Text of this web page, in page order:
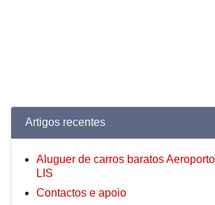
Artigos recentes
Aluguer de carros baratos
LIS
Contactos e apoio